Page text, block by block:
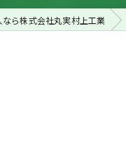
ら株式会社丸実村上工業